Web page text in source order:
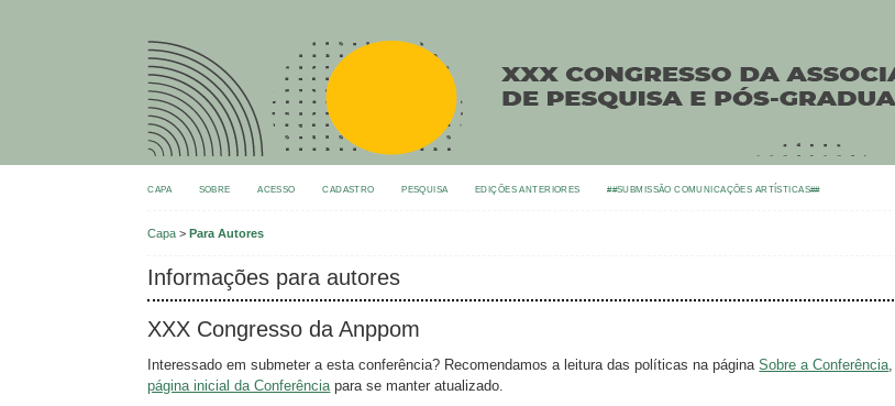
CAPA SOBRE ACESSO CADASTRO PESQUISA EDIÇÕES ANTERIORES ##SUBMISSÃO COMUNICAÇÕES ARTÍSTICAS##
Capa >Para Autores
Informações para autores
XXX Congresso da Anppom
Interessado em submeter a esta conferência? Recomendamos a leitura das políticas na páginaSobre a Conferência
página inicial da Conferência para se manter atualizado.